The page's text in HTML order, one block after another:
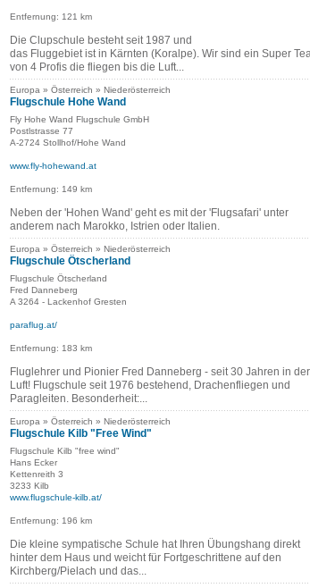
Entfernung: 121 km
Die Clupschule besteht seit 1987 und
das Fluggebiet ist in Kärnten (Koralpe). Wir sind ein Super
von 4 Profis die fliegen bis die Luft...
Europa » Österreich » Niederösterreich
Flugschule Hohe Wand
Fly Hohe Wand Flugschule GmbH
Postlstrasse 77
A-2724 Stollhof/Hohe Wand
www.fly-hohewand.at
Entfernung: 149 km
Neben der 'Hohen Wand' geht es mit der 'Flugsafari' unter
anderem nach Marokko, Istrien oder Italien.
Europa » Österreich » Niederösterreich
Flugschule Ötscherland
Flugschule Ötscherland
Fred Danneberg
A 3264 - Lackenhof Gresten
paraflug.at/
Entfernung: 183 km
Fluglehrer und Pionier Fred Danneberg - seit 30 Jahren in der
Luft! Flugschule seit 1976 bestehend, Drachenfliegen und
Paragleiten. Besonderheit:...
Europa » Österreich » Niederösterreich
Flugschule Kilb "Free Wind"
Flugschule Kilb "free wind"
Hans Ecker
Kettenreith 3
3233 Kilb
www.flugschule-kilb.at/
Entfernung: 196 km
Die kleine sympatische Schule hat Ihren Übungshang direkt
hinter dem Haus und weicht für Fortgeschrittene auf den
Kirchberg/Pielach und das...